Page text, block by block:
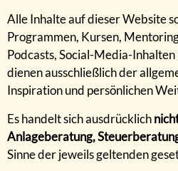
Alle Inhalte auf dieser Website
Programmen, Kursen,
Podcasts, Social-Media-
dienen ausschließlich der
Inspiration und persönlichen
Es handelt sich ausdrücklich
Anlageberatung,
Sinne der jeweils geltenden